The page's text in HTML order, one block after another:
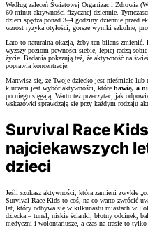
Według zaleceń Światowej Organizacji Zdrowia
60 minut aktywności fizycznej dziennie.
dzieci spędza ponad 3–4 godziny dziennie przed
wzrost ryzyka otyłości, gorsze wyniki szkolne,
Lato to naturalna okazja, żeby ten bilans
wyższy poziom pewności siebie, lepiej radzą
życie. Badania pokazują też, że aktywność na
poprawia koncentrację.
Martwisz się, że Twoje dziecko jest nieśmiałe
kluczem jest wybór aktywności, które bawią, a
po niego sięgają. Warto też przeczytać, jak
wskazówki sprawdzają się przy każdym rodzaju
Survival Race
najciekawszych
dzieci
Jeśli szukasz aktywności, która zamieni zwykłe
Survival Race Kids to coś, na co warto zwrócić
lat, który odbywa się w kilkunastu miastach w
dziecka – tunel, niskie ścianki, błotny odcinek,
medyczni i wolontariusze, a czas na trasie to